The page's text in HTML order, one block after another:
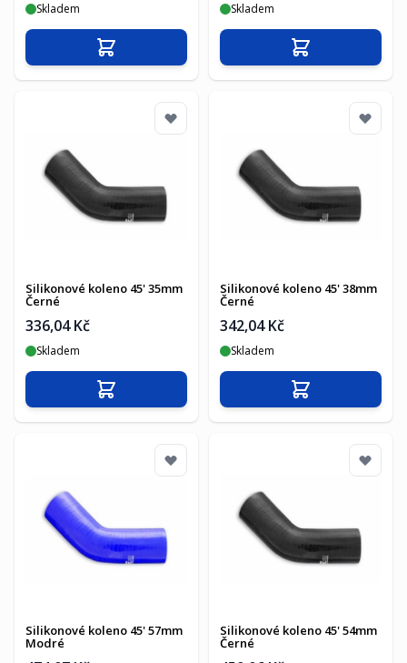
Skladem
Přidat do košíku
Skladem
Přidat do košíku
Silikonové koleno 45' 35mm
Černé
336,04 Kč
Skladem
Přidat do košíku
Silikonové koleno 45' 38mm
Černé
342,04 Kč
Skladem
Přidat do košíku
Silikonové koleno 45' 57mm
Modré
Silikonové koleno 45' 54mm
Černé